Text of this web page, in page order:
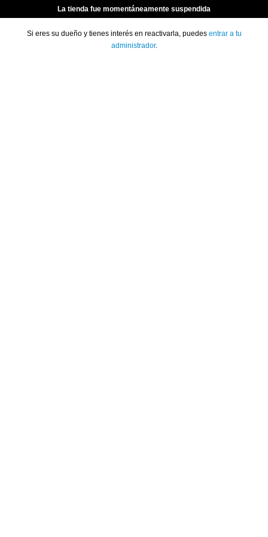
La tienda fue momentáneamente suspendida
Si eres su dueño y tienes interés en reactivarla, puedes entrar a tu
administrador.